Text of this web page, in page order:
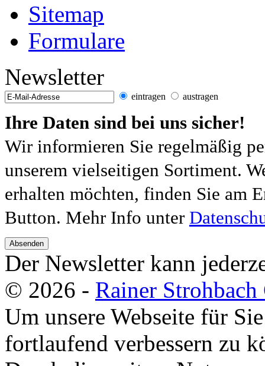
Sitemap
Formulare
Newsletter
eintragen austragen
Ihre Daten sind bei uns sicher!
Wir informieren Sie regelmäßig
unserem vielseitigen Sortiment.
erhalten möchten, finden Sie am
Button. Mehr Info unter
Absenden
Der Newsletter kann
© 2026 - Rainer
Um unsere Webseite für
fortlaufend verbessern zu